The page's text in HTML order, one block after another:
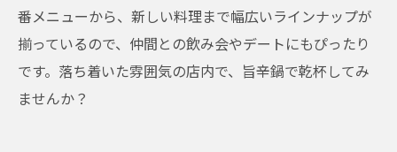
番メニューから、新しい料理まで幅広いラインナップが
揃っているので、仲間との飲み会やデートにもぴったり
です。落ち着いた雰囲気の店内で、旨辛鍋で乾杯してみ
ませんか？